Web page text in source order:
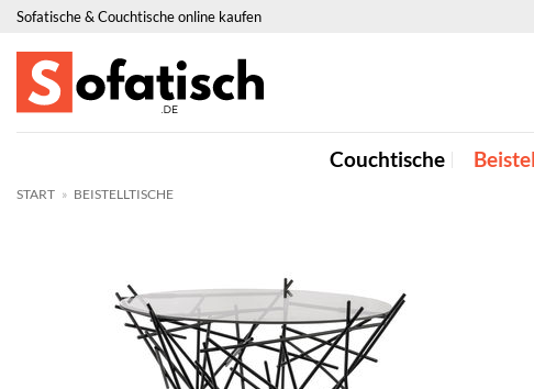
Zum
springen
Sofatische & Couchtische online kaufen
Couchtische
START » BEISTELLTISCHE